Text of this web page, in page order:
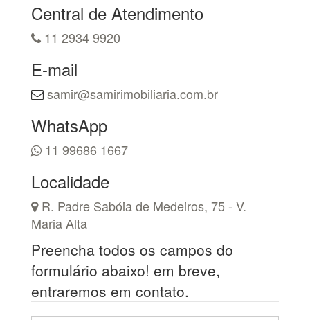
Central de Atendimento
11 2934 9920
E-mail
samir@samirimobiliaria.com.br
WhatsApp
11 99686 1667
Localidade
R. Padre Sabóia de Medeiros, 75 - V.
Maria Alta
Preencha todos os campos do
formulário abaixo! em breve,
entraremos em contato.